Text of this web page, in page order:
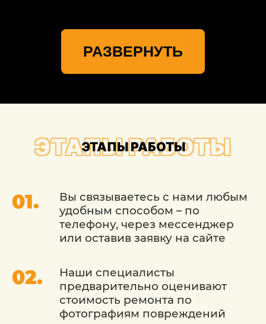
уникален, и поэтому мы подходим к
каждой задаче индивидуально. Наши
выпуска. Они обеспечивают точное
устанавливаемых стекол
спецификациям производителя, что
гарантирует вашей машине
При выборе сервиса «Детейлингофъ»
для Ремонт и замена лобового
автостекла Rolls-Royce (Роллс Ройс) в
следующие преимущества:
Профессиональный подход: Наши мастера
имеют обширный опыт в работе с
РАЗВЕРНУТЬ
ЭТАПЫ РАБОТЫ
ЭТАПЫ РАБОТЫ
Вы связываетесь с нами любым
удобным способом – по
телефону, через мессенджер
или оставив заявку на сайте
Наши специалисты
предварительно оценивают
стоимость ремонта по
фотографиям повреждений